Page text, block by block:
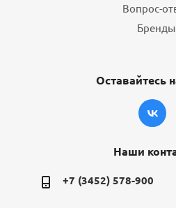
Вопрос-
Бренды
Оставайтесь
Наши
+7 (3452) 578-900